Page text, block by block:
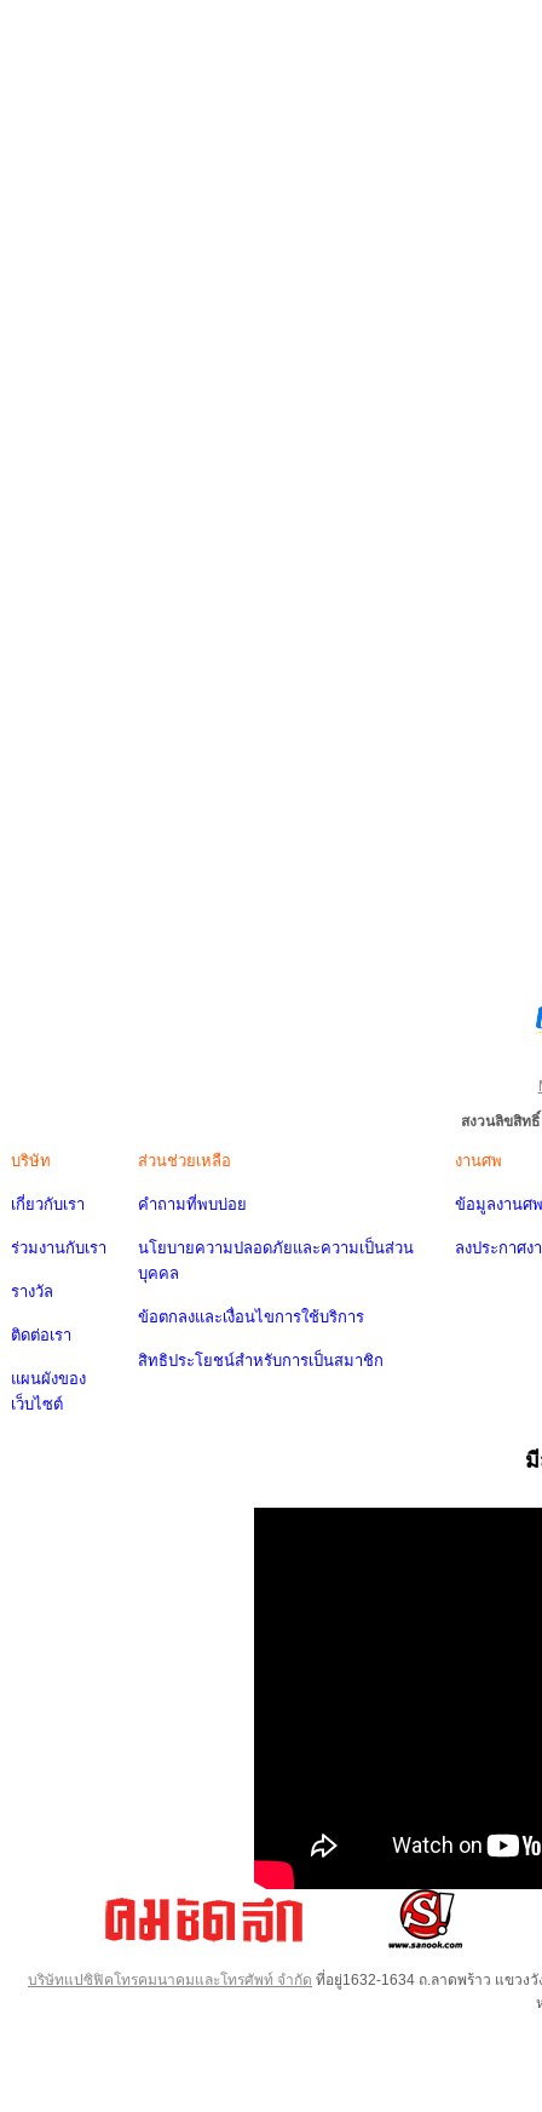
สงวนลิขสิท
บริษัท
เกี่ยวกับเรา
ร่วมงานกับเรา
รางวัล
ติดต่อเรา
แผนผังของ
เว็บไซต์
ส่วนช่วยเหลือ
คำถามที่พบบ่อย
นโยบายความปลอดภัยและความเป็นส่วน
บุคคล
ข้อตกลงและเงื่อนไขการใช้บริการ
สิทธิประโยชน์สำหรับการเป็นสมาชิก
งานศพ
ข้อมูลงานศพ
ลงประกาศง
บริษัทแปซิฟิคโทรคมนาคมและโทรศัพท์ จำกัด ที่อยู่1632-1634 ถ.ลาดพร้าว แขวง